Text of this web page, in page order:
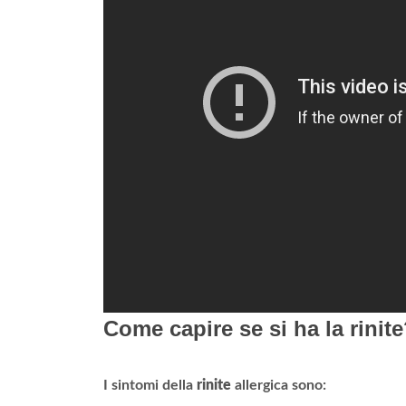
Come capire se si ha la
I sintomi della rinite allergica sono: